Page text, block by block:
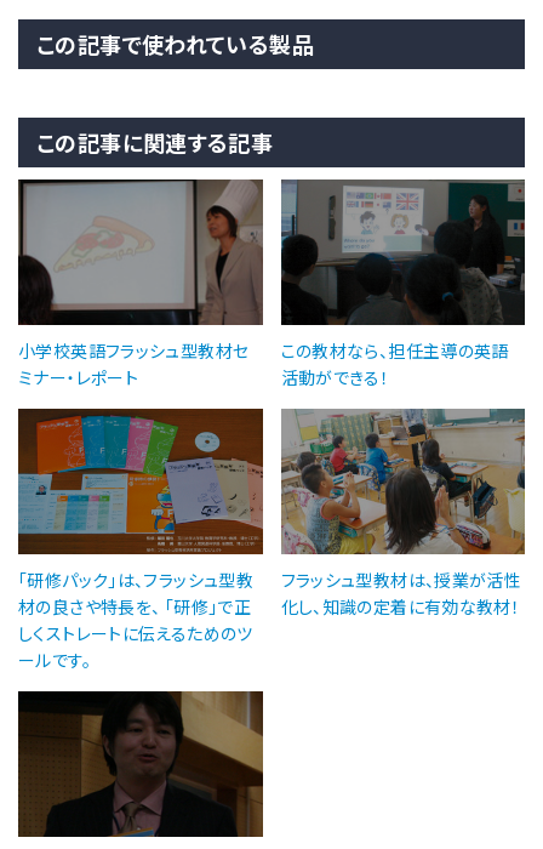
この記事で使われている製品
この記事に関連する記事
小学校英語フラッシュ型教材セ
ミナー・レポート
この教材なら、担任主導の英語
活動ができる！
「研修パック」は、フラッシュ型教
材の良さや特長を、 「研修」で正
しくストレートに伝えるためのツ
ールです。
フラッシュ型教材は、授業が活性
化し、知識の定着に有効な教材！